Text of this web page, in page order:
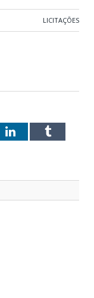
LICITAÇÕES
LinkedInTumblr